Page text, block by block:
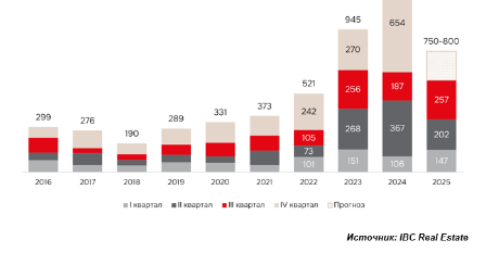
Задайте свой вопрос